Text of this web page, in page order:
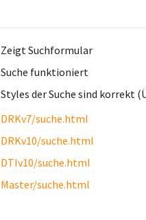
Zeigt Suchformular
Suche funktioniert
Styles der Suche sind korrekt
DRKv7/suche.html
DRKv10/suche.html
DTIv10/suche.html
Master/suche.html